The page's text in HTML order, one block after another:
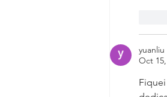
yuanliu
Oct